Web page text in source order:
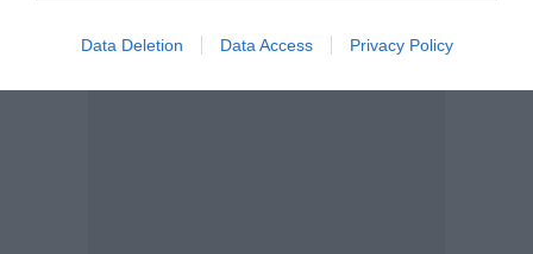
Data Deletion Data Access Privacy Policy